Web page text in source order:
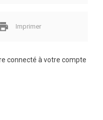
Imprimer
connecté à votre compte